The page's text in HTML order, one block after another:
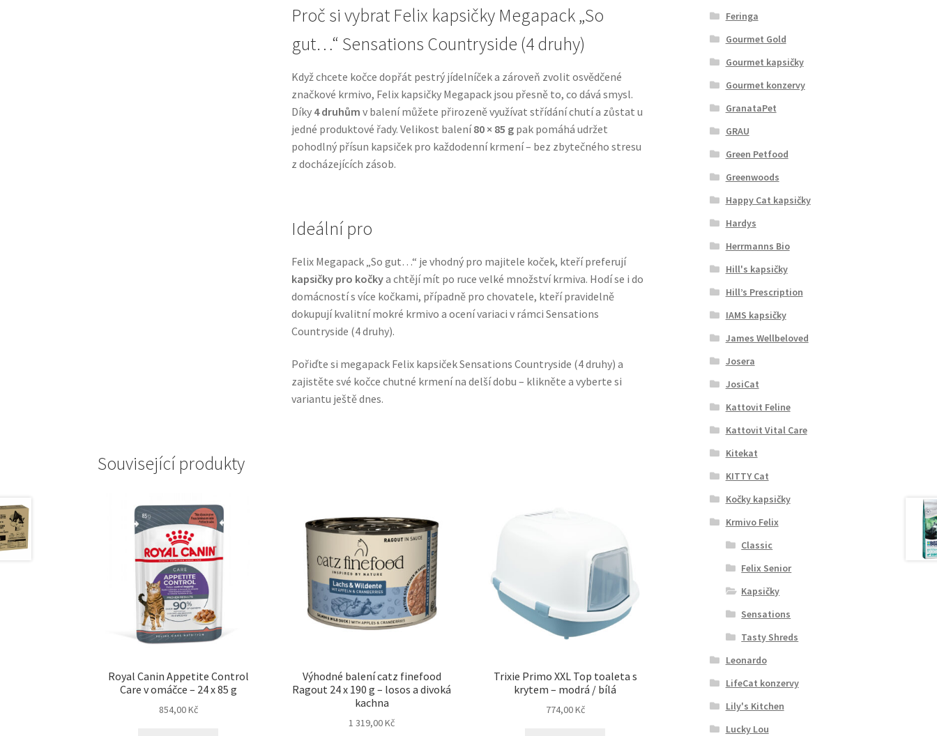
Proč si vybrat Felix kapsičky Megapack „So
gut…“ Sensations Countryside (4 druhy)
Když chcete kočce dopřát pestrý jídelníček a zároveň zvolit osvědčené
značkové krmivo, Felix kapsičky Megapack jsou přesně to, co dává smysl.
Díky 4 druhům v balení můžete přirozeně využívat střídání chutí a zůstat u
jedné produktové řady. Velikost balení80 × 85 gpak pomáhá udržet
pohodlný přísun kapsiček pro každodenní krmení – bez zbytečného stresu
z docházejících zásob.
Ideální pro
Felix Megapack „So gut…“ je vhodný pro majitele koček, kteří preferují
kapsičky pro kočkya chtějí mít po ruce velké množství krmiva. Hodí se i do
domácností s více kočkami, případně pro chovatele, kteří pravidelně
dokupují kvalitní mokré krmivo a ocení variaci v rámci Sensations
Countryside (4 druhy).
Pořiďte si megapack Felix kapsiček Sensations Countryside (4 druhy) a
zajistěte své kočce chutné krmení na delší dobu – klikněte a vyberte si
variantu ještě dnes.
Související produkty
Royal Canin Appetite Control
Care v omáčce – 24 x 85 g
854,00Kč
Výhodné balení catz finefood
Ragout 24 x 190 g – losos a divoká
kachna
1 319,00Kč
Trixie Primo XXL Top toaleta s
krytem – modrá / bílá
774,00Kč
Feringa
Gourmet Gold
Gourmet kapsičky
Gourmet konzervy
GranataPet
GRAU
Green Petfood
Greenwoods
Happy Cat kapsičky
Hardys
Herrmanns Bio
Hill's kapsičky
Hill’s Prescription
IAMS kapsičky
James Wellbeloved
Josera
JosiCat
Kattovit Feline
Kattovit Vital Care
Kitekat
KITTY Cat
Kočky kapsičky
Krmivo Felix
Classic
Felix Senior
Kapsičky
Sensations
Tasty Shreds
Leonardo
LifeCat konzervy
Lily's Kitchen
Lucky Lou